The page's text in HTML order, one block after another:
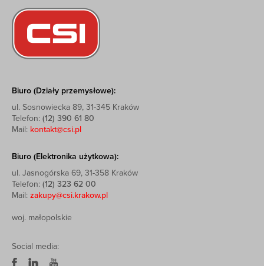
Biuro (Działy przemysłowe):
ul. Sosnowiecka 89, 31-345 Kraków
Telefon: (12) 390 61 80
Mail: kontakt@csi.pl
Biuro (Elektronika użytkowa):
ul. Jasnogórska 69, 31-358 Kraków
Telefon: (12) 323 62 00
Mail: zakupy@csi.krakow.pl
woj. małopolskie
Social media: